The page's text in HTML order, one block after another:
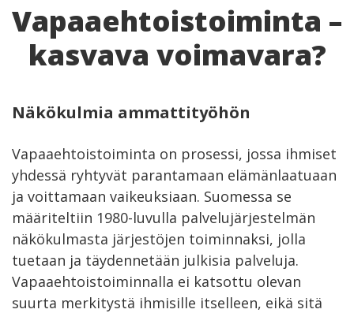
Vapaaehtoistoiminta –
kasvava voimavara?
Näkökulmia ammattityöhön
Vapaaehtoistoiminta on prosessi, jossa ihmiset
yhdessä ryhtyvät parantamaan elämänlaatuaan
ja voittamaan vaikeuksiaan. Suomessa se
määriteltiin 1980-luvulla palvelujärjestelmän
näkökulmasta järjestöjen toiminnaksi, jolla
tuetaan ja täydennetään julkisia palveluja.
Vapaaehtoistoiminnalla ei katsottu olevan
suurta merkitystä ihmisille itselleen, eikä sitä